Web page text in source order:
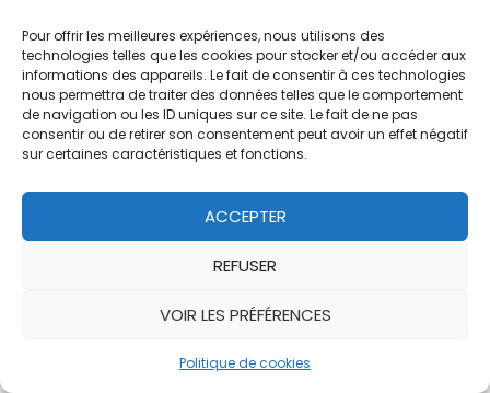
Pour offrir les meilleures expériences, nous utilisons des
technologies telles que les cookies pour stocker et/ou accéder aux
informations des appareils. Le fait de consentir à ces technologies
nous permettra de traiter des données telles que le comportement
de navigation ou les ID uniques sur ce site. Le fait de ne pas
consentir ou de retirer son consentement peut avoir un effet négatif
sur certaines caractéristiques et fonctions.
ACCEPTER
REFUSER
VOIR LES PRÉFÉRENCES
Politique de cookies
CONTACTEZ-NOUS
Étiquettes: google ads google search
mots clés négatifs negatives keywords
Laisser un commentaire